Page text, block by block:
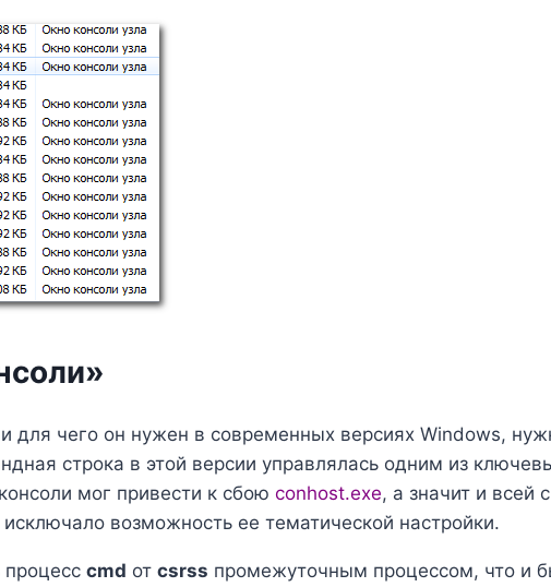
и для чего он нужен в современных версиях Windows,
строка в этой версии управлялась одним из
мог привести к сбою conhost.exe, а значит и всей
возможность ее тематической настройки.
cmd от csrss промежуточным процессом, что и